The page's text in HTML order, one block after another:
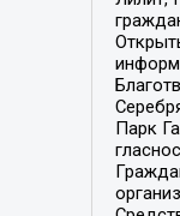
Парк